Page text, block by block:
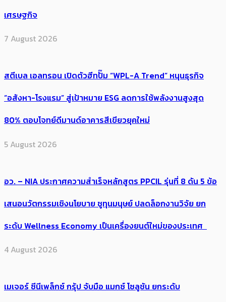
เศรษฐกิจ
7 August 2026
สตีเบล เอลทรอน เปิดตัวฮีทปั๊ม “WPL-A Trend” หนุนธุรกิจ
“อสังหา-โรงแรม” สู่เป้าหมาย ESG ลดการใช้พลังงานสูงสุด
80% ตอบโจทย์ดีมานด์อาคารสีเขียวยุคใหม่
5 August 2026
อว. – NIA ประกาศความสำเร็จหลักสูตร PPCIL รุ่นที่ 8 ดัน 5 ข้อ
เสนอนวัตกรรมเชิงนโยบาย ชูทุนมนุษย์ ปลดล็อกงานวิจัย ยก
ระดับ Wellness Economy เป็นเครื่องยนต์ใหม่ของประเทศ
4 August 2026
เมเจอร์ ซีนีเพล็กซ์ กรุ้ป จับมือ แมกซ์ โซลูชัน ยกระดับ